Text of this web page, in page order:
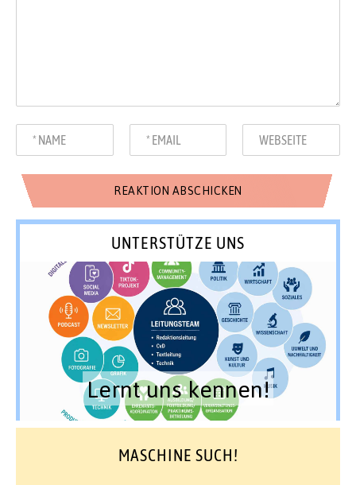
UNTERSTÜTZE UNS
Lernt uns kennen!
MASCHINE SUCH!